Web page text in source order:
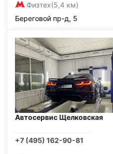
Физтех(5,4 км)
Береговой пр-д, 5
Автосервис Щелковская
+7 (495) 162-90-81